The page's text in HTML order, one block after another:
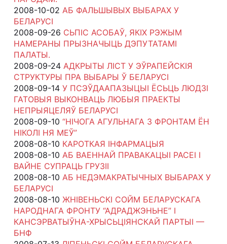
2008-10-02 АБ ФАЛЬШЫВЫХ ВЫБАРАХ У
БЕЛАРУСІ
2008-09-26 СЬПІС АСОБАЎ, ЯКІХ РЭЖЫМ
НАМЕРАНЫ ПРЫЗНАЧЫЦЬ ДЭПУТАТАМІ
ПАЛАТЫ.
2008-09-24 АДКРЫТЫ ЛІСТ У ЭЎРАПЕЙСКІЯ
СТРУКТУРЫ ПРА ВЫБАРЫ Ў БЕЛАРУСІ
2008-09-14 У ПСЭЎДААПАЗЫЦЫІ ЁСЬЦЬ ЛЮДЗІ
ГАТОВЫЯ ВЫКОНВАЦЬ ЛЮБЫЯ ПРАЕКТЫ
НЕПРЫЯЦЕЛЯЎ БЕЛАРУСІ
2008-09-10 “НІЧОГА АГУЛЬНАГА З ФРОНТАМ ЁН
НІКОЛІ НЯ МЕЎ”
2008-08-10 КАРОТКАЯ ІНФАРМАЦЫЯ
2008-08-10 АБ ВАЕННАЙ ПРАВАКАЦЫІ РАСЕІ І
ВАЙНЕ СУПРАЦЬ ГРУЗІІ
2008-08-10 АБ НЕДЭМАКРАТЫЧНЫХ ВЫБАРАХ У
БЕЛАРУСІ
2008-08-10 ЖНІВЕНЬСКІ СОЙМ БЕЛАРУСКАГА
НАРОДНАГА ФРОНТУ “АДРАДЖЭНЬНЕ” І
КАНСЭРВАТЫЎНА-ХРЫСЬЦІЯНСКАЙ ПАРТЫІ —
БНФ